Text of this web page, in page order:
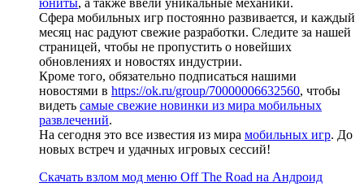
Сфера мобильных игр постоянно развивается, и каждый
месяц нас радуют свежие разработки. Следите за нашей
страницей, чтобы не пропустить о новейших
обновлениях и новостях индустрии.
Кроме того, обязательно подписаться нашими
новостями в https://ok.ru/group/70000006632560, чтобы
видеть самые свежие новинки из мира мобильных
развлечений.
На сегодня это все известия из мира мобильных игр. До
новых встреч и удачных игровых сессий!
Скачать взлом мод меню Off The Road на Андроид